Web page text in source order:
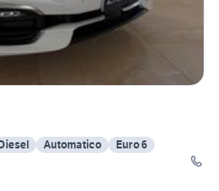
Automatico
Euro 6